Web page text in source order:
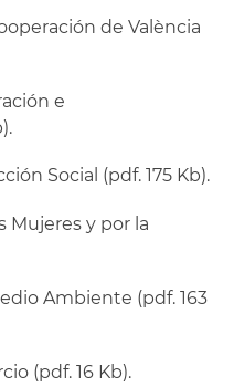
de València
e
Social (pdf. 175 Kb).
Mujeres y por la
Ambiente (pdf. 163
(pdf. 16 Kb).